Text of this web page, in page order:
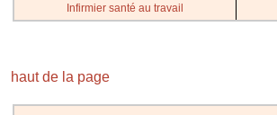
Infirmier santé au travail
haut de la page